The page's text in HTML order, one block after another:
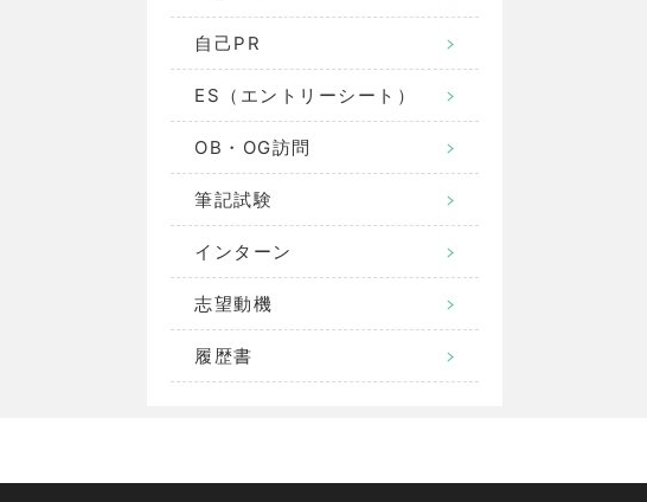
自己PR
ES（エントリーシート）
OB・OG訪問
筆記試験
インターン
志望動機
履歴書